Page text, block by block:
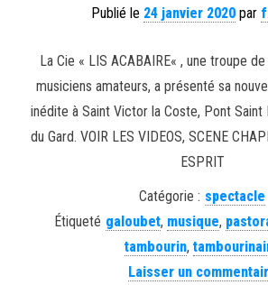
Publié le 24 janvier 2020 par
La Cie « LIS ACABAIRE« , une troupe
musiciens amateurs, a présenté sa
inédite à Saint Victor la Coste, Pont
du Gard. VOIR LES VIDEOS, SCENE
ESPRIT
Catégorie : spectacle
Étiqueté galoubet, musique,
tambourin,
Laisser un